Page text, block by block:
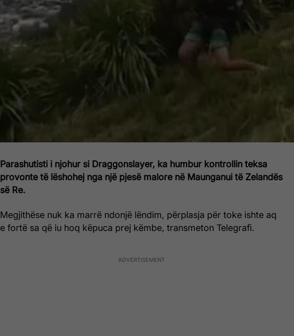
Parashutisti i njohur si Draggonslayer, ka humbur kontrollin teksa
provonte të lëshohej nga një pjesë malore në Maunganui të Zelandës
së Re.
Megjithëse nuk ka marrë ndonjë lëndim, përplasja për toke ishte aq
e fortë sa që iu hoq këpuca prej këmbe, transmeton Telegrafi.